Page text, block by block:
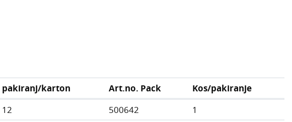
pakiranj/karton Art.no. Pack
Kos/pakiranje
12 500642
1